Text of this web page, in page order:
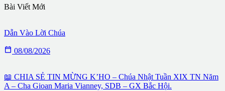
Bài Viết Mới
Dẫn Vào Lời Chúa
 08/08/2026
📖 CHIA SẺ TIN MỪNG K’HO – Chúa Nhật Tuần XIX TN Năm
A – Cha Gioan Maria Vianney, SDB – GX Bắc Hội.